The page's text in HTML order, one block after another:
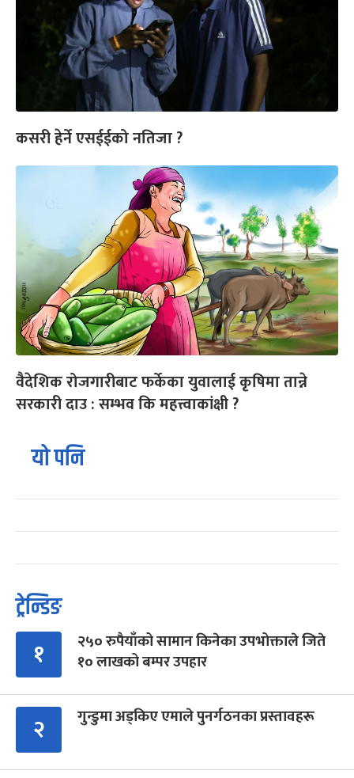
कसरी हेर्ने एसईईको नतिजा ?
वैदेशिक रोजगारीबाट फर्केका युवालाई कृषिमा तान्ने
सरकारी दाउ : सम्भव कि महत्त्वाकांक्षी ?
यो पनि
ट्रेन्डिङ
१
२५० रुपैयाँको सामान किनेका उपभोक्ताले जिते
१० लाखको बम्पर उपहार
२ गुन्डुमा अड्किए एमाले पुनर्गठनका प्रस्तावहरू